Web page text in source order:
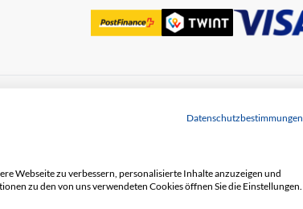
Datenschutzbestimmungen
Webseite zu verbessern, personalisierte Inhalte anzuzeigen und
zu den von uns verwendeten Cookies öffnen Sie die Einstellungen.